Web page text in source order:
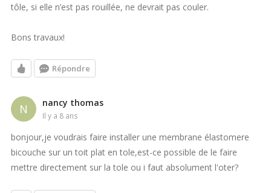
tôle, si elle n’est pas rouillée, ne devrait pas couler.
Bons travaux!
Répondre
N nancy thomas
il y a 8 ans
bonjour,je voudrais faire installer une membrane élastomere
bicouche sur un toit plat en tole,est-ce possible de le faire
mettre directement sur la tole ou i faut absolument l'oter?